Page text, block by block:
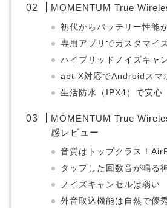
MOMENTUM True
初代からバッテリー性能
専用アプリでカスタマイ
ハイブリッドノイズキャ
apt-X対応でAndroidスマ
生活防水（IPX4）で安心
MOMENTUM True
感レビュー
音質はトップクラス！
タップした回数音が鳴る
ノイズキャンセルは弱い
外音取込機能は自然で優